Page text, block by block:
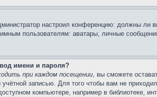
настроил конференцию: должны
пользователям: аватары, личные
имени и пароля?
при каждом посещении, вы сможете
учётной записью. Для того чтобы вам не
компьютере, например в библиотеке,